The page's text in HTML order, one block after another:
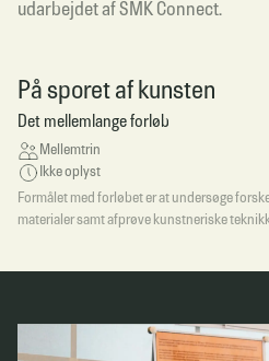
udarbejdet af SMK Connect.
På sporet af kunsten
Det mellemlange forløb
Mellemtrin
Ikke oplyst
Formålet med forløbet er at undersøge
materialer samt afprøve kunstneriske
Når I har afsluttet forløbet, har eleverne bl.a.
At kunst kan handle om matematik såvel